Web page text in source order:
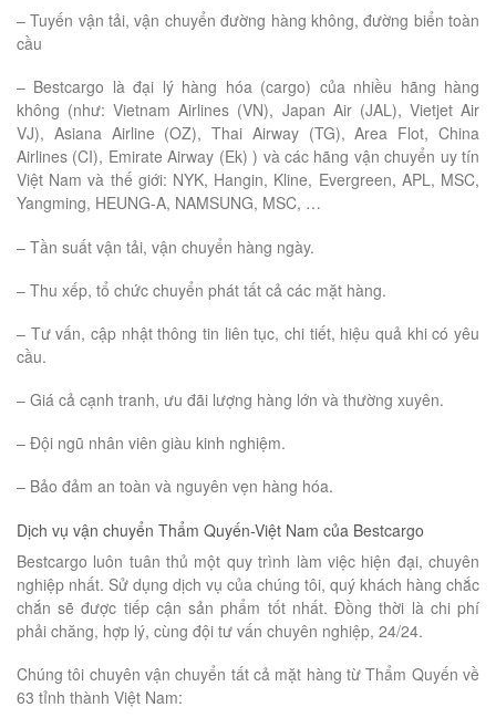
– Tuyến vận tải, vận chuyển đường hàng không, đường biển toàn
cầu
– Bestcargo là đại lý hàng hóa (cargo) của nhiều hãng hàng
không (như: Vietnam Airlines (VN), Japan Air (JAL), Vietjet Air
VJ), Asiana Airline (OZ), Thai Airway (TG), Area Flot, China
Airlines (CI), Emirate Airway (Ek) ) và các hãng vận chuyển uy tín
Việt Nam và thế giới: NYK, Hangin, Kline, Evergreen, APL, MSC,
Yangming, HEUNG-A, NAMSUNG, MSC, …
– Tần suất vận tải, vận chuyển hàng ngày.
– Thu xếp, tổ chức chuyển phát tất cả các mặt hàng.
– Tư vấn, cập nhật thông tin liên tục, chi tiết, hiệu quả khi có yêu
cầu.
– Giá cả cạnh tranh, ưu đãi lượng hàng lớn và thường xuyên.
– Đội ngũ nhân viên giàu kinh nghiệm.
– Bảo đảm an toàn và nguyên vẹn hàng hóa.
Dịch vụ vận chuyển Thẩm Quyến-Việt Nam của Bestcargo
Bestcargo luôn tuân thủ một quy trình làm việc hiện đại, chuyên
nghiệp nhất. Sử dụng dịch vụ của chúng tôi, quý khách hàng chắc
chắn sẽ được tiếp cận sản phẩm tốt nhất. Đồng thời là chi phí
phải chăng, hợp lý, cùng đội tư vấn chuyên nghiệp, 24/24.
Chúng tôi chuyên vận chuyển tất cả mặt hàng từ Thẩm Quyến về
63 tỉnh thành Việt Nam: